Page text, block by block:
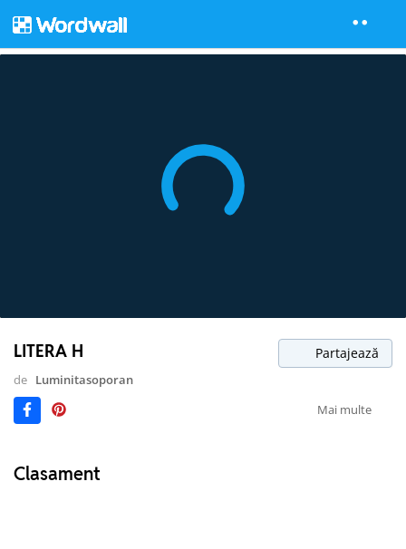
LITERA H Partajează
de Luminitasoporan
Mai multe
Clasament